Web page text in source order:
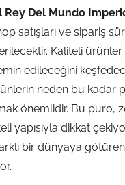
Rey Del Mundo
satışları ve sipariş
Kaliteli
edileceğini
neden bu kadar
önemlidir. Bu puro,
yapısıyla dikkat
bir dünyaya